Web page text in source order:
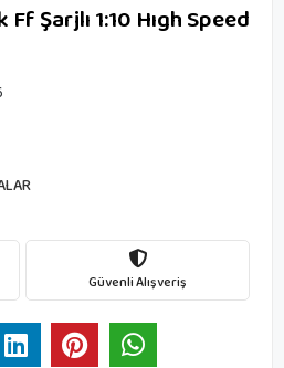
Şarjlı 1:10 Hıgh Speed
Güvenli Alışveriş